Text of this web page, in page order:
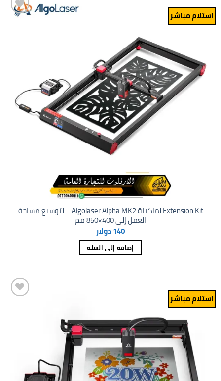
استلام مباشر
Extension Kit لماكينة Algolaser Alpha MK2 – لتوسيع مساحة
العمل إلى 400×850 مم
140دولار
إضافة إلى السلة
استلام مباشر